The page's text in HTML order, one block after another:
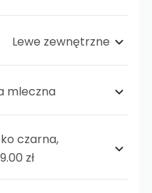
Lewe zewnętrzne
mleczna
czarna,
zł